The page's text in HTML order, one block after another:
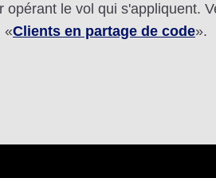
le vol qui s'appliquent.
«Clients en partage de code».